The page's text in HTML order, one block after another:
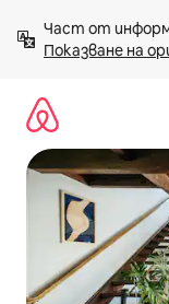
към
съдържанието
Показване на